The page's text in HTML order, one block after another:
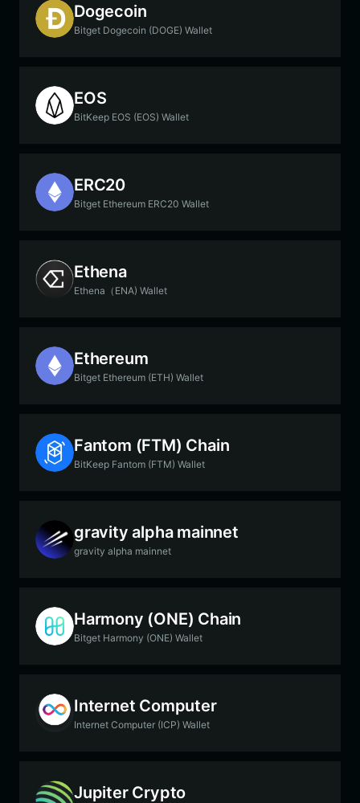
Dogecoin
Bitget Dogecoin (DOGE) Wallet
EOS
BitKeep EOS (EOS) Wallet
ERC20
Bitget Ethereum ERC20 Wallet
Ethena
Ethena（ENA) Wallet
Ethereum
Bitget Ethereum (ETH) Wallet
Fantom (FTM) Chain
BitKeep Fantom (FTM) Wallet
gravity alpha mainnet
gravity alpha mainnet
Harmony (ONE) Chain
Bitget Harmony (ONE) Wallet
Internet Computer
Internet Computer (ICP) Wallet
Jupiter Crypto